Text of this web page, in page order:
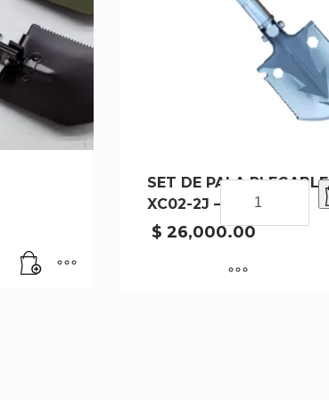
SET DE PALA PLEGABLE
XC02-2J – 50
$ 26,000.00
SET
DE
PALA
XC02-